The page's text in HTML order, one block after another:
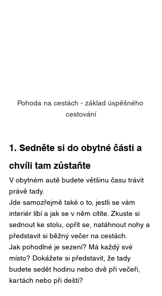
Pohoda na cestách - základ úspěšného
cestování
1. Sedněte si do obytné části a
chvíli tam zůstaňte
V obytném autě budete většinu času trávit
právě tady.
Jde samozřejmě také o to, jestli se vám
interiér líbí a jak se v něm cítíte. Zkuste si
sednout ke stolu, opřít se, natáhnout nohy a
představit si běžný večer na cestách.
Jak pohodlné je sezení? Má každý své
místo? Dokážete si představit, že tady
budete sedět hodinu nebo dvě při večeři,
kartách nebo při dešti?